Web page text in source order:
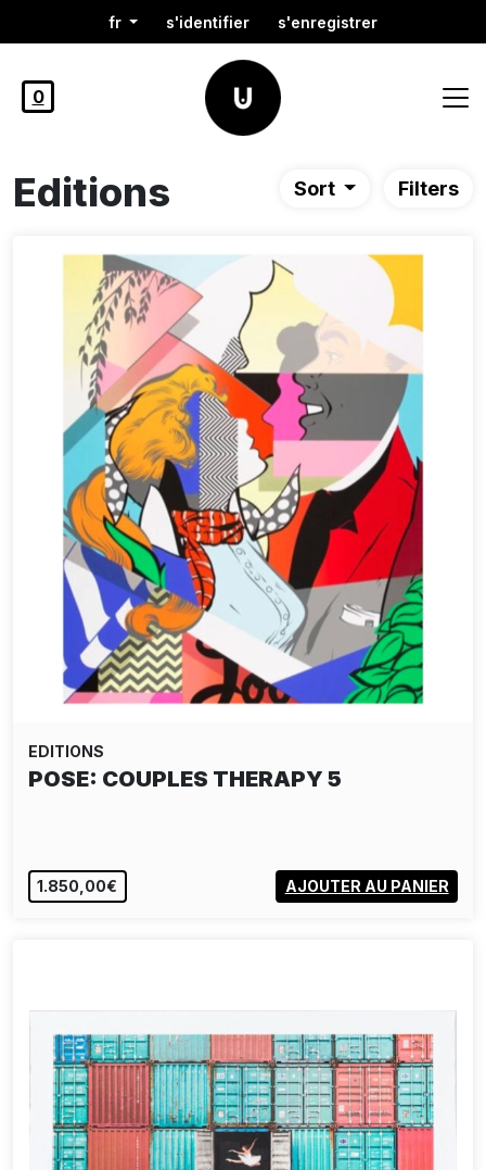
fr s'identifier s'enregistrer
0
Editions Sort Filters
EDITIONS
POSE: COUPLES THERAPY 5
1.850,00€ AJOUTER AU PANIER